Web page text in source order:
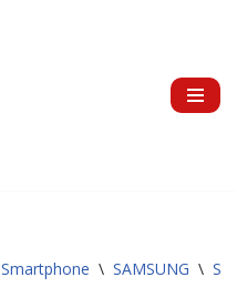
Smartphone \ SAMSUNG \